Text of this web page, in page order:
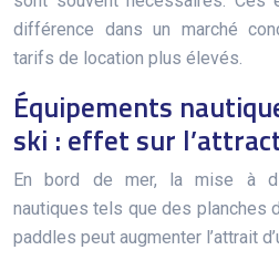
différence dans un marché
tarifs de location plus élevés.
Équipements
ski : effet sur
En bord de mer, la mise à
nautiques tels que des planches
paddles peut augmenter l’attrait